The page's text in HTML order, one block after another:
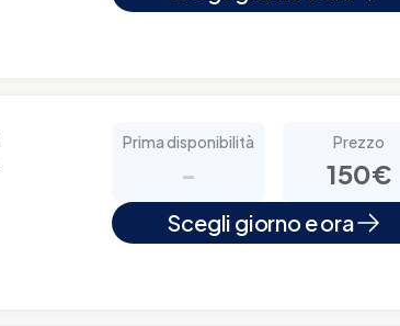
Prima disponibilità
-
Prezzo
150€
Scegli giorno e ora